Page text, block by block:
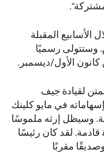
المقبلة
وستتولى رسميًا
كانون الأول/ديسمبر.
لقيادة جيف
في مايو كلينك
الـ 19 الماضية. وسيظل إرثه ملموسًا
لقد كان رئيسًا
وصديقًا مقربًا